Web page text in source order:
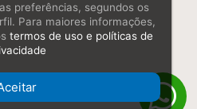
preferências, segundos os
Para maiores informações,
termos de uso e políticas de